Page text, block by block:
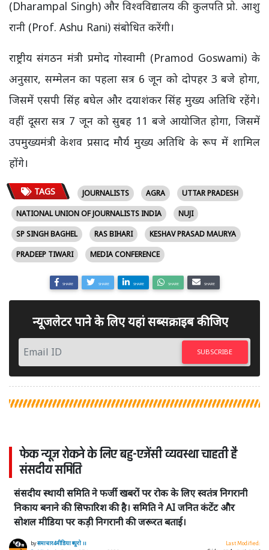
(Dharampal Singh) और विश्वविद्यालय की कुलपति प्रो. आशु
रानी (Prof. Ashu Rani) संबोधित करेंगी।
राष्ट्रीय संगठन मंत्री प्रमोद गोस्वामी (Pramod Goswami) के
अनुसार, सम्मेलन का पहला सत्र 6 जून को दोपहर 3 बजे होगा,
जिसमें एसपी सिंह बघेल और दयाशंकर सिंह मुख्य अतिथि रहेंगे।
वहीं दूसरा सत्र 7 जून को सुबह 11 बजे आयोजित होगा, जिसमें
उपमुख्यमंत्री केशव प्रसाद मौर्य मुख्य अतिथि के रूप में शामिल
होंगे।
TAGS JOURNALISTS AGRA
UTTAR PRADESH
NATIONAL UNION OF JOURNALISTS INDIA
NUJI
SP SINGH BAGHEL
RAS BIHARI
KESHAV PRASAD MAURYA
PRADEEP TIWARI
MEDIA CONFERENCE
SHARE SHARE SHARE SHARE SHARE
न्यूजलेटर पाने के लिए यहां सब्सक्राइब कीजिए
SUBSCRIBE
फेक न्यूज रोकने के लिए बहु-एजेंसी व्यवस्था चाहती है
संसदीय समिति
संसदीय स्थायी समिति ने फर्जी खबरों पर रोक के लिए स्वतंत्र निगरानी
निकाय बनाने की सिफारिश की है। समिति ने AI जनित कंटेंट और
सोशल मीडिया पर कड़ी निगरानी की जरूरत बताई।
byसमाचार4मीडिया ब्यूरो ।।
Last Modified: